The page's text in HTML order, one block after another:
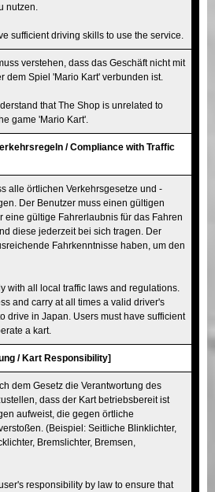
nutzen.
sufficient driving skills to use the service.
verstehen, dass das Geschäft nicht mit
dem Spiel 'Mario Kart' verbunden ist.
that The Shop is unrelated to
game 'Mario Kart'.
/ Compliance with Traffic
alle örtlichen Verkehrsgesetze und -
Der Benutzer muss einen gültigen
eine gültige Fahrerlaubnis für das Fahren
diese jederzeit bei sich tragen. Der
Fahrkenntnisse haben, um den
with all local traffic laws and regulations.
and carry at all times a valid driver's
drive in Japan. Users must have sufficient
a kart.
/ Kart Responsibility]
dem Gesetz die Verantwortung des
dass der Kart betriebsbereit ist
aufweist, die gegen örtliche
(Beispiel: Seitliche Blinklichter,
Bremslichter, Bremsen,
responsibility by law to ensure that